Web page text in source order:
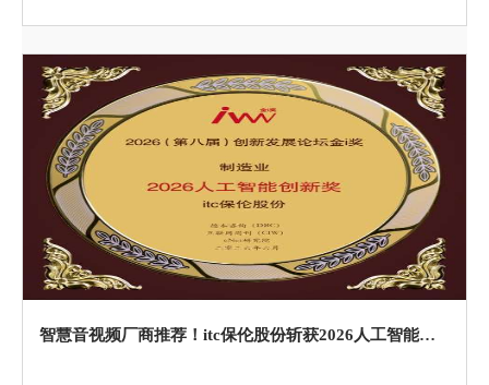
智慧音视频厂商推荐！itc保伦股份斩获2026人工智能创新奖！以场景化AI激活空间视听新动能！